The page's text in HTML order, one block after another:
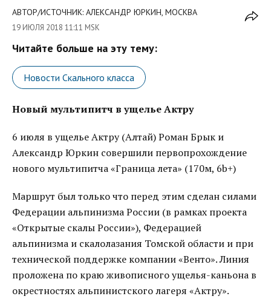
АВТОР/ИСТОЧНИК: АЛЕКСАНДР ЮРКИН, МОСКВА
19 ИЮЛЯ 2018 11:11 MSK
Читайте больше на эту тему:
Новости Скального класса
Новый мультипитч в ущелье Актру
6 июля в ущелье Актру (Алтай) Роман Брык и
Александр Юркин совершили первопрохождение
нового мультипитча «Граница лета» (170м, 6b+)
Маршрут был только что перед этим сделан силами
Федерации альпинизма России (в рамках проекта
«Открытые скалы России»), Федерацией
альпинизма и скалолазания Томской области и при
технической поддержке компании «Венто». Линия
проложена по краю живописного ущелья-каньона в
окрестностях альпинистского лагеря «Актру».